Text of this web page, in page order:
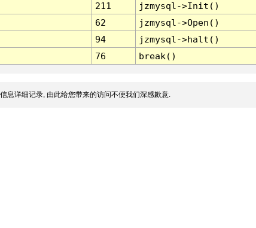
211
jzmysql->Init()
62
jzmysql->Open()
94
jzmysql->halt()
76 break()
息详细记录, 由此给您带来的访问不便我们深感歉意.